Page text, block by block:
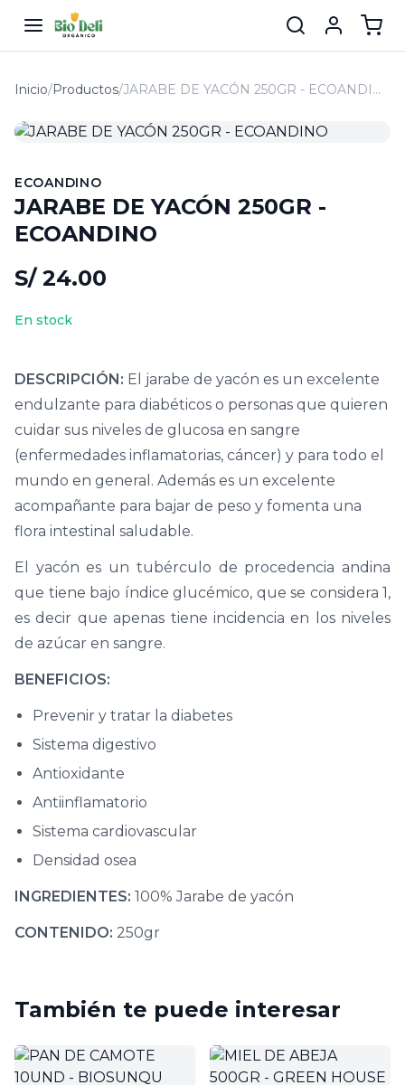
Inicio/Productos/ JARABE DE YACÓN 250GR - ECOANDINO
ECOANDINO
JARABE DE YACÓN 250GR -
ECOANDINO
S/ 24.00
En stock
DESCRIPCIÓN: El jarabe de yacón es un excelente
endulzante para diabéticos o personas que quieren
cuidar sus niveles de glucosa en sangre
(enfermedades inflamatorias, cáncer) y para todo el
mundo en general. Además es un excelente
acompañante para bajar de peso y fomenta una
flora intestinal saludable.
El yacón es un tubérculo de procedencia andina
que tiene bajo índice glucémico, que se considera 1,
es decir que apenas tiene incidencia en los niveles
de azúcar en sangre.
BENEFICIOS:
Prevenir y tratar la diabetes
Sistema digestivo
Antioxidante
Antiinflamatorio
Sistema cardiovascular
Densidad osea
INGREDIENTES: 100% Jarabe de yacón
CONTENIDO: 250gr
También te puede interesar